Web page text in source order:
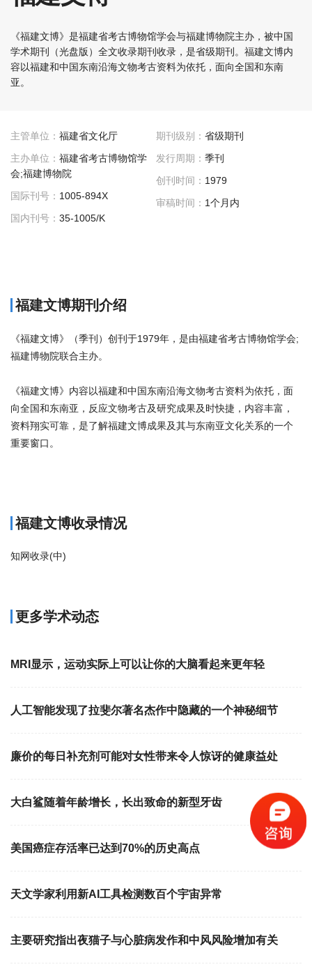
《福建文博》是福建省考古博物馆学会与福建博物院主办，被中国
学术期刊（光盘版）全文收录期刊收录，是省级期刊。福建文博内
容以福建和中国东南沿海文物考古资料为依托，面向全国和东南
亚。
主管单位： 福建省文化厅
主办单位： 福建省考古博物馆学
会;福建博物院
国际刊号： 1005-894X
国内刊号： 35-1005/K
期刊级别： 省级期刊
发行周期： 季刊
创刊时间： 1979
审稿时间： 1个月内
福建文博期刊介绍
《福建文博》（季刊）创刊于1979年，是由福建省考古博物馆学会;
福建博物院联合主办。
《福建文博》内容以福建和中国东南沿海文物考古资料为依托，面
向全国和东南亚，反应文物考古及研究成果及时快捷，内容丰富，
资料翔实可靠，是了解福建文博成果及其与东南亚文化关系的一个
重要窗口。
福建文博收录情况
知网收录(中)
更多学术动态
MRI显示，运动实际上可以让你的大脑看起来更年轻
人工智能发现了拉斐尔著名杰作中隐藏的一个神秘细节
廉价的每日补充剂可能对女性带来令人惊讶的健康益处
大白鲨随着年龄增长，长出致命的新型牙齿
美国癌症存活率已达到70%的历史高点
天文学家利用新AI工具检测数百个宇宙异常
主要研究指出夜猫子与心脏病发作和中风风险增加有关